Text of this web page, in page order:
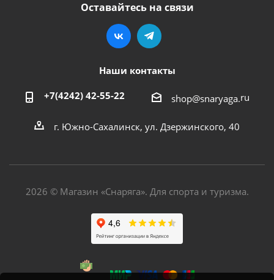
Оставайтесь на связи
Наши контакты
+7(4242) 42-55-22 shop@snaryaga.ru
г. Южно-Сахалинск, ул. Дзержинского, 40
2026 © Магазин «Снаряга». Для спорта и туризма.